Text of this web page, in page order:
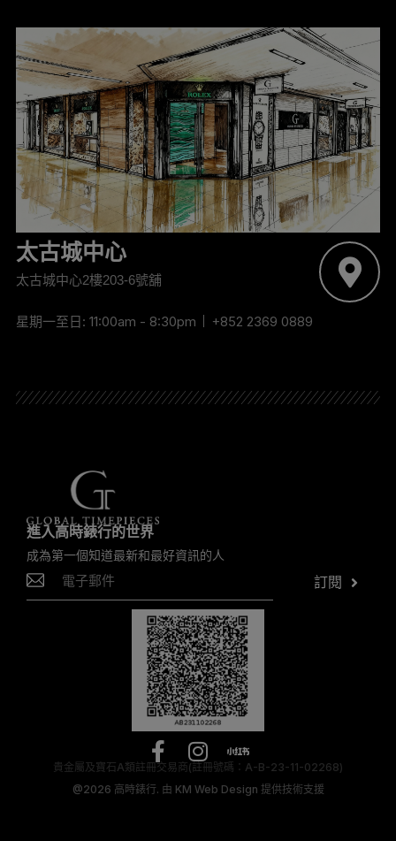
太古城中心
太古城中心2樓203-6號舖
星期一至日: 11:00am - 8:30pm +852 2369 0889
進入高時錶行的世界
成為第一個知道最新和最好資訊的人
訂閱
貴金屬及寶石A類註冊交易商(註冊號碼：A-B-23-11-02268)
@2026 高時錶行. 由 KM Web Design 提供技術支援